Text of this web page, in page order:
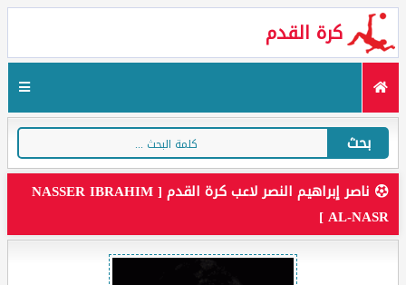
كرة القدم
بحث
ناصر إبراهيم النصر لاعب كرة القدم [ NASSER IBRAHIM
AL-NASR ]